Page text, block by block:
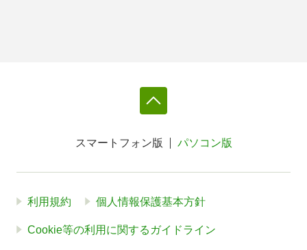
スマートフォン版 パソコン版
利用規約 個人情報保護基本方針
Cookie等の利用に関するガイドライン